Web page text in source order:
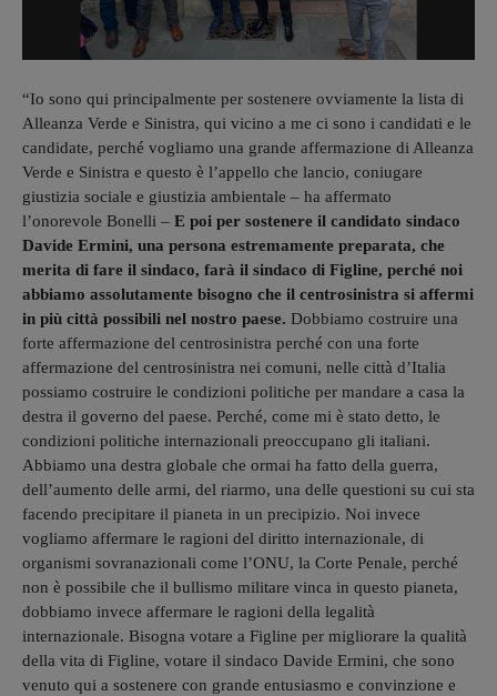
“Io sono qui principalmente per sostenere ovviamente la lista di
Alleanza Verde e Sinistra, qui vicino a me ci sono i candidati e le
candidate, perché vogliamo una grande affermazione di Alleanza
Verde e Sinistra e questo è l’appello che lancio, coniugare
giustizia sociale e giustizia ambientale – ha affermato
l’onorevole Bonelli – E poi per sostenere il candidato sindaco
Davide Ermini, una persona estremamente preparata, che
merita di fare il sindaco, farà il sindaco di Figline, perché noi
abbiamo assolutamente bisogno che il centrosinistra si affermi
in più città possibili nel nostro paese. Dobbiamo costruire una
forte affermazione del centrosinistra perché con una forte
affermazione del centrosinistra nei comuni, nelle città d’Italia
possiamo costruire le condizioni politiche per mandare a casa la
destra il governo del paese. Perché, come mi è stato detto, le
condizioni politiche internazionali preoccupano gli italiani.
Abbiamo una destra globale che ormai ha fatto della guerra,
dell’aumento delle armi, del riarmo, una delle questioni su cui sta
facendo precipitare il pianeta in un precipizio. Noi invece
vogliamo affermare le ragioni del diritto internazionale, di
organismi sovranazionali come l’ONU, la Corte Penale, perché
non è possibile che il bullismo militare vinca in questo pianeta,
dobbiamo invece affermare le ragioni della legalità
internazionale. Bisogna votare a Figline per migliorare la qualità
della vita di Figline, votare il sindaco Davide Ermini, che sono
venuto qui a sostenere con grande entusiasmo e convinzione e